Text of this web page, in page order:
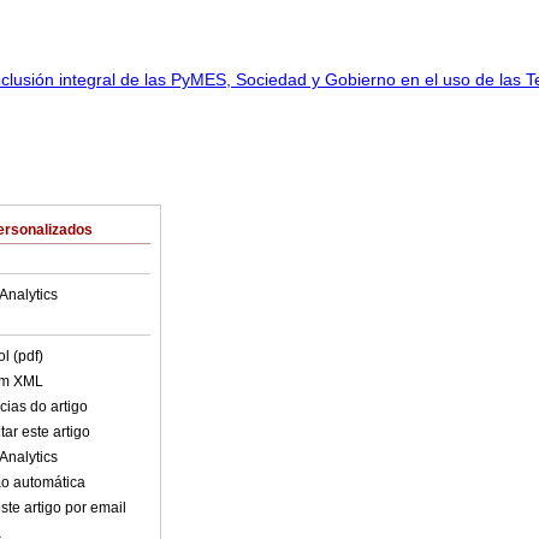
(pdf)
XML
do artigo
este artigo
automática
artigo por email